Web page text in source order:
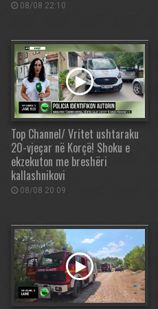
08/08 22:10
Top Channel/ Vritet ushtaraku
20-vjeçar në Korçë! Shoku e
ekzekuton me breshëri
kallashnikovi
08/08 20:09